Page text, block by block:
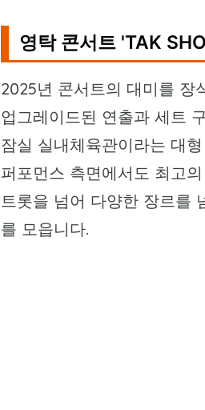
영탁 콘서트 'TAK
2025년 콘서트의 대미를 장
업그레이드된 연출과 세트
잠실 실내체육관이라는 대
퍼포먼스 측면에서도 최고
트롯을 넘어 다양한 장르를
를 모읍니다.